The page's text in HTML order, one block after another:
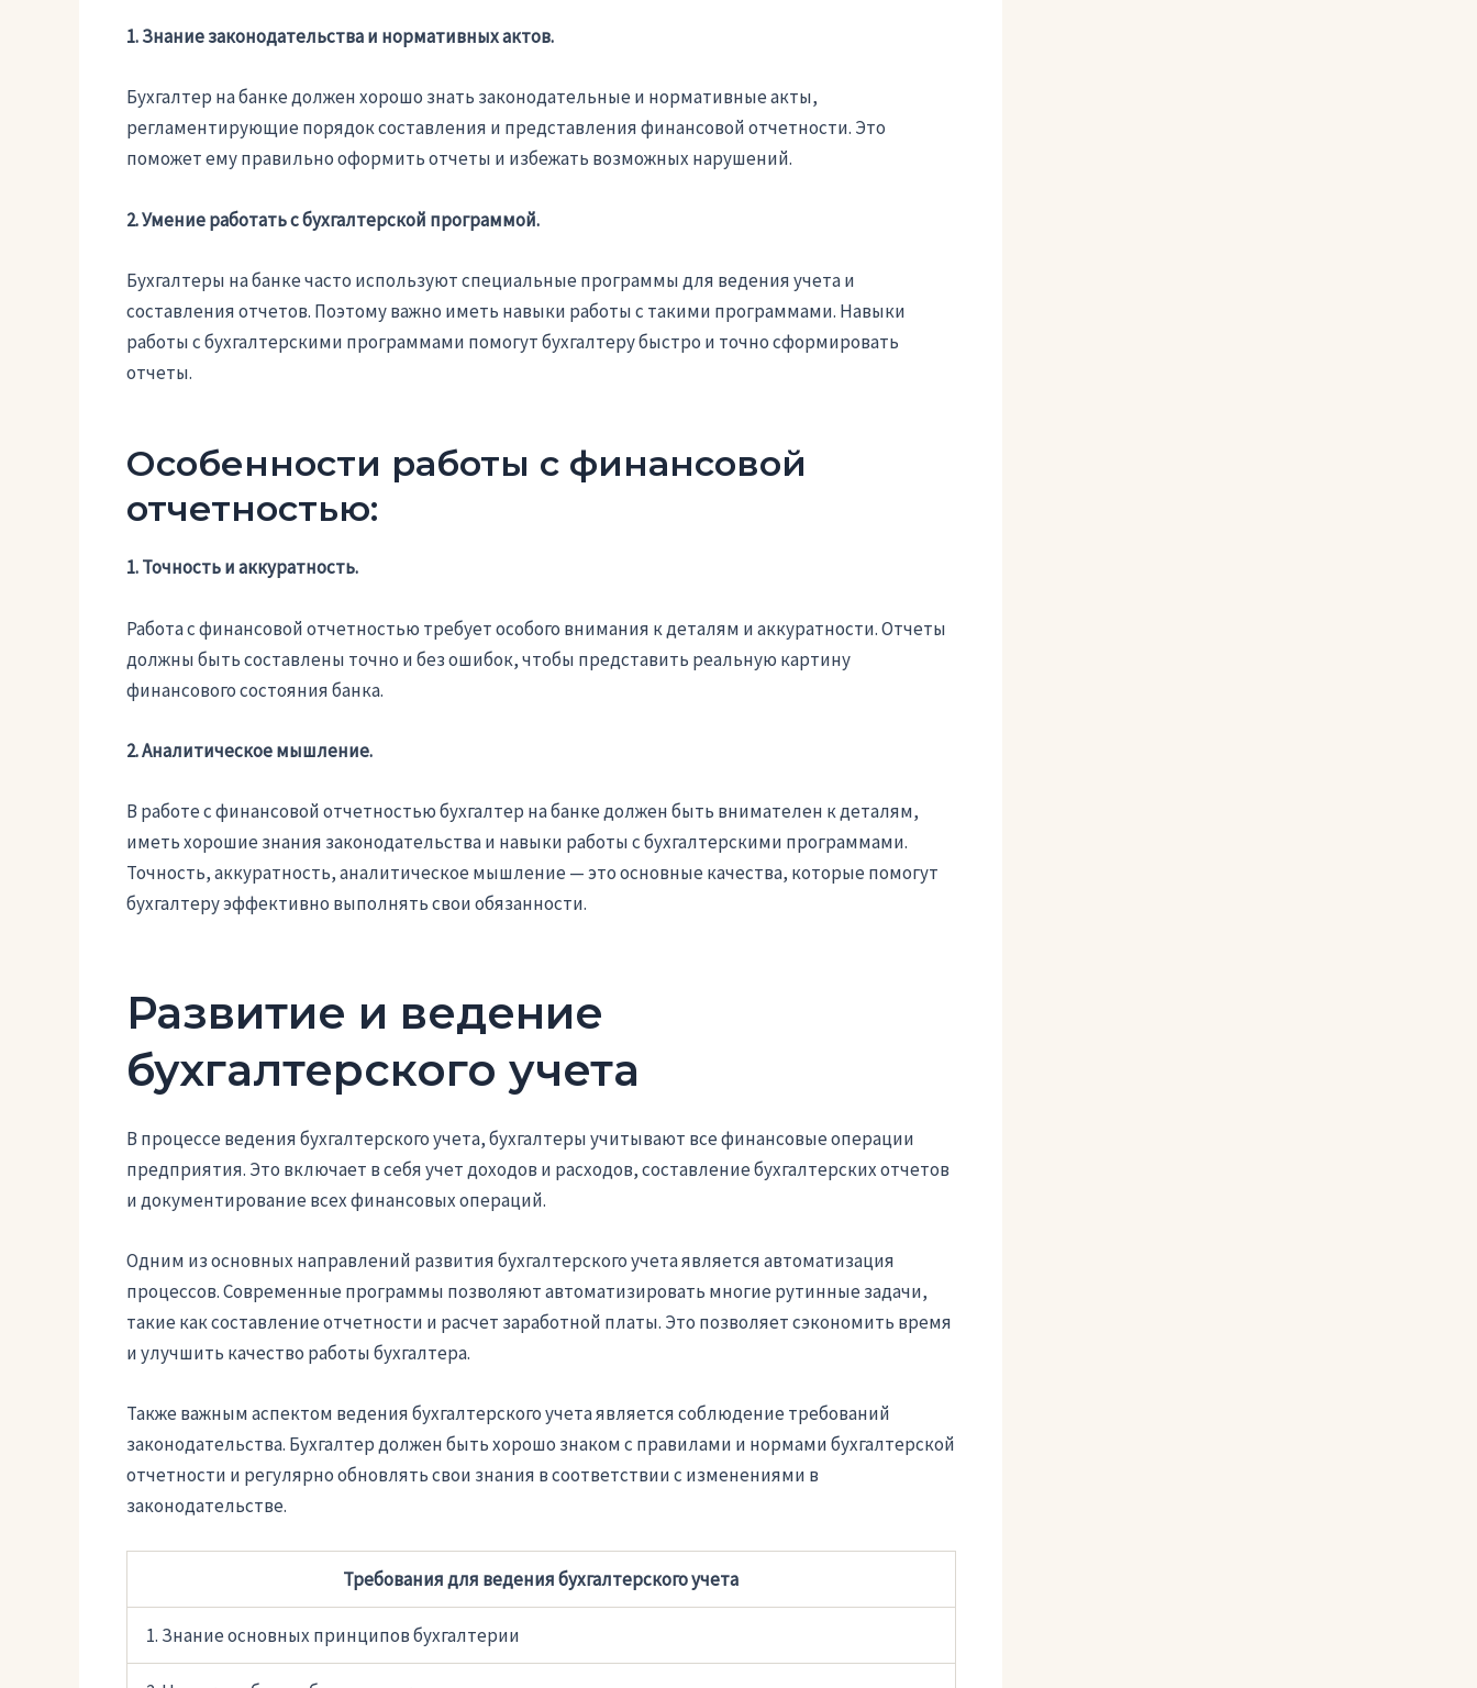
1. Знание законодательства и нормативных актов.
Бухгалтер на банке должен хорошо знать законодательные и нормативные акты,
регламентирующие порядок составления и представления финансовой отчетности. Это
поможет ему правильно оформить отчеты и избежать возможных нарушений.
2. Умение работать с бухгалтерской программой.
Бухгалтеры на банке часто используют специальные программы для ведения учета и
составления отчетов. Поэтому важно иметь навыки работы с такими программами. Навыки
работы с бухгалтерскими программами помогут бухгалтеру быстро и точно сформировать
отчеты.
Особенности работы с финансовой
отчетностью:
1. Точность и аккуратность.
Работа с финансовой отчетностью требует особого внимания к деталям и аккуратности. Отчеты
должны быть составлены точно и без ошибок, чтобы представить реальную картину
финансового состояния банка.
2. Аналитическое мышление.
В работе с финансовой отчетностью бухгалтер на банке должен быть внимателен к деталям,
иметь хорошие знания законодательства и навыки работы с бухгалтерскими программами.
Точность, аккуратность, аналитическое мышление — это основные качества, которые помогут
бухгалтеру эффективно выполнять свои обязанности.
Развитие и ведение
бухгалтерского учета
В процессе ведения бухгалтерского учета, бухгалтеры учитывают все финансовые операции
предприятия. Это включает в себя учет доходов и расходов, составление бухгалтерских отчетов
и документирование всех финансовых операций.
Одним из основных направлений развития бухгалтерского учета является автоматизация
процессов. Современные программы позволяют автоматизировать многие рутинные задачи,
такие как составление отчетности и расчет заработной платы. Это позволяет сэкономить время
и улучшить качество работы бухгалтера.
Также важным аспектом ведения бухгалтерского учета является соблюдение требований
законодательства. Бухгалтер должен быть хорошо знаком с правилами и нормами бухгалтерской
отчетности и регулярно обновлять свои знания в соответствии с изменениями в
законодательстве.
Требования для ведения бухгалтерского учета
1. Знание основных принципов бухгалтерии